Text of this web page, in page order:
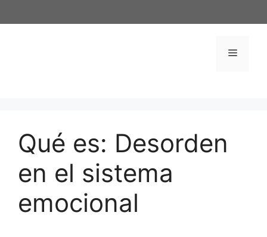
al
Menú
Qué es: Desorden
en el sistema
emocional